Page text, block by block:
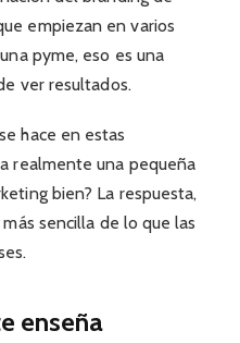
empiezan en varios
pyme, eso es una
ver resultados.
hace en estas
realmente una pequeña
bien? La respuesta,
sencilla de lo que las
enseña